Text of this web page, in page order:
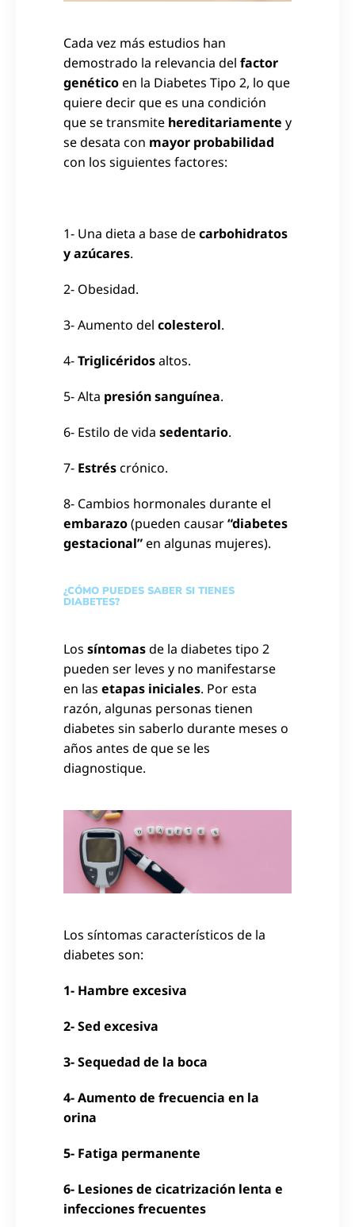
Cada vez más estudios han
demostrado la relevancia del factor
genéticoen la Diabetes Tipo 2, lo que
quiere decir que es una condición
que se transmite hereditariamente y
se desata con mayor probabilidad
con los siguientes factores:
1- Una dieta a base decarbohidratos
y azúcares.
2- Obesidad.
3- Aumento del colesterol.
4-Triglicéridosaltos.
5- Alta presión sanguínea.
6- Estilo de vida sedentario.
7- Estréscrónico.
8- Cambios hormonales durante el
embarazo(pueden causar“diabetes
gestacional”en algunas mujeres).
¿CÓMO PUEDES SABER SI TIENES
DIABETES?
Los síntomasde la diabetes tipo 2
pueden ser leves y no manifestarse
en las etapas iniciales. Por esta
razón, algunas personas tienen
diabetes sin saberlo durante meses o
años antes de que se les
diagnostique.
Los síntomas característicos de la
diabetes son:
1- Hambre excesiva
2- Sed excesiva
3- Sequedad de la boca
4- Aumento de frecuencia en la
orina
5- Fatiga permanente
6- Lesiones de cicatrización lenta e
infecciones frecuentes